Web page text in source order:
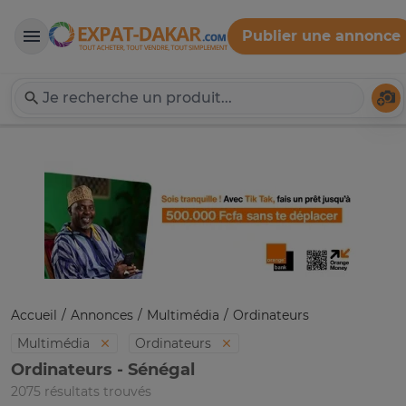
Expat-Dakar
Publier une annonce
Accueil Annonces Multimédia
Ordinateurs
Multimédia
Ordinateurs
Ordinateurs - Sénégal
2075 résultats trouvés